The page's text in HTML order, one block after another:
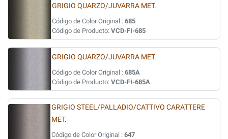
GRIGIO QUARZO/JUVARRA MET.
Código de Color Original : 685
Código de Producto: VCD-FI-685
GRIGIO QUARZO/JUVARRA MET.
Código de Color Original : 685A
Código de Producto: VCD-FI-685A
GRIGIO STEEL/PALLADIO/CATTIVO CARATTERE
MET.
Código de Color Original : 647